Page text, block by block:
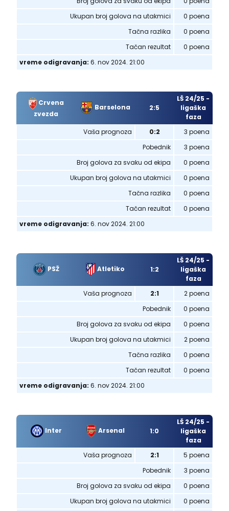
Ukupan broj golova na utakmici
0 poena
Tačna razlika
0 poena
Tačan rezultat
0 poena
vreme odigravanja: 6. nov 2024. 21:00
Crvena
zvezda
Barselona 2:5
LŠ 24/25 -
ligaška
faza
Vaša prognoza
0:2
3 poena
Pobednik
3 poena
Broj golova za svaku od ekipa
0 poena
Ukupan broj golova na utakmici
0 poena
Tačna razlika
0 poena
Tačan rezultat
0 poena
vreme odigravanja: 6. nov 2024. 21:00
PSŽ Atletiko 1:2
LŠ 24/25 -
ligaška
faza
Vaša prognoza
2:1
2 poena
Pobednik
0 poena
Broj golova za svaku od ekipa
0 poena
Ukupan broj golova na utakmici
2 poena
Tačna razlika
0 poena
Tačan rezultat
0 poena
vreme odigravanja: 6. nov 2024. 21:00
Inter Arsenal 1:0
LŠ 24/25 -
ligaška
faza
Vaša prognoza
2:1
5 poena
Pobednik
3 poena
Broj golova za svaku od ekipa
0 poena
Ukupan broj golova na utakmici
0 poena